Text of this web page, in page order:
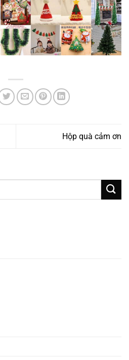
Hộp quà cảm ơn